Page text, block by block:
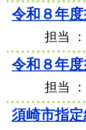
令和８年
担当
令和８年
担当
須崎市指